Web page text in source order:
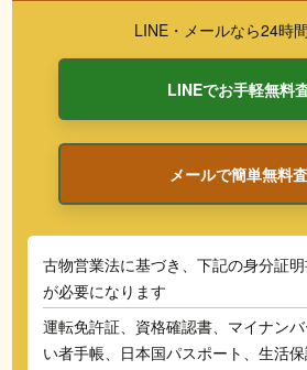
LINE・メールなら24時
LINEでお手軽無料
メールで簡単無料
古物営業法に基づき、下記の身分証
が必要になります
運転免許証、資格確認書、マイナン
い者手帳、日本国パスポート、生活